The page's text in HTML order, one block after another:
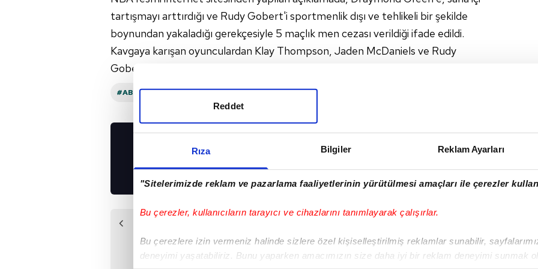
Rıza Bilgiler Reklam Ayarları
"Sitelerimizde reklam ve pazarlama faaliyetlerinin yürütülmesi amaçları ile çerezler
Bu çerezler, kullanıcıların tarayıcı ve cihazlarını tanımlayarak çalışırlar.
Bu çerezlere izin vermeniz halinde sizlere özel kişiselleştirilmiş reklamlar sunabilir,
deneyimi yaşatabiliriz. Bunu yaparken amacımızın size daha iyi bir reklam deneyimi sunmak
Reddet
tartışmayı arttırdığı ve Rudy Gobert'i sportmenlik dışı ve tehlikeli bir şekilde
boynundan yakaladığı gerekçesiyle 5 maçlık men cezası verildiği ifade edildi.
Kavgaya karışan oyunculardan Klay Thompson, Jaden McDaniels ve Rudy
Gobert'e de 25 bin Dolar para cezası verildi.
#ABD #GOLDEN STATE WARRIORS #MINNESOTA TIMBERWOLVES
UYGULAMALARIMIZI
A. Efes Kızılyıldız
karşısında!
Virtus Bologna -
F.Bahçe Beko | CANLI